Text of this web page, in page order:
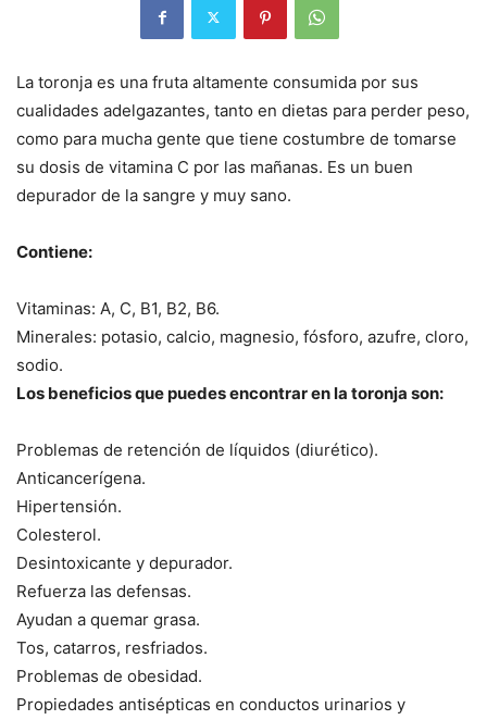
La toronja es una fruta altamente consumida por sus
cualidades adelgazantes, tanto en dietas para perder peso,
como para mucha gente que tiene costumbre de tomarse
su dosis de vitamina C por las mañanas. Es un buen
depurador de la sangre y muy sano.
Contiene:
Vitaminas: A, C, B1, B2, B6.
Minerales: potasio, calcio, magnesio, fósforo, azufre, cloro,
sodio.
Los beneficios que puedes encontrar en la toronja son:
Problemas de retención de líquidos (diurético).
Anticancerígena.
Hipertensión.
Colesterol.
Desintoxicante y depurador.
Refuerza las defensas.
Ayudan a quemar grasa.
Tos, catarros, resfriados.
Problemas de obesidad.
Propiedades antisépticas en conductos urinarios y